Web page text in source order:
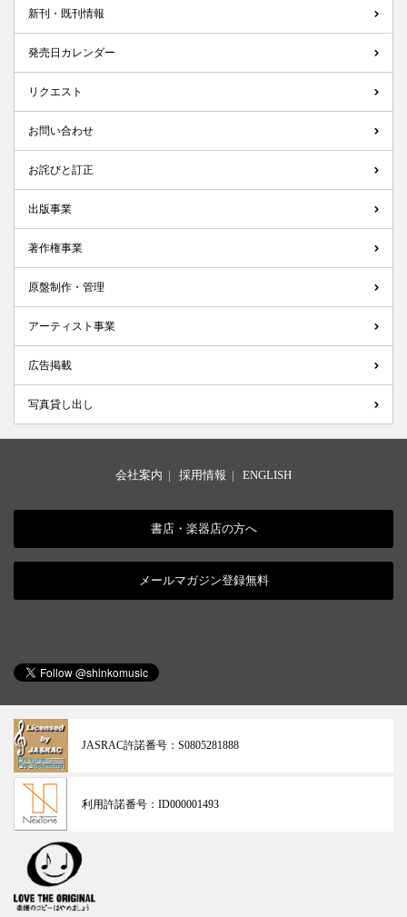
新刊・既刊情報
発売日カレンダー
リクエスト
お問い合わせ
お詫びと訂正
出版事業
著作権事業
原盤制作・管理
アーティスト事業
広告掲載
写真貸し出し
会社案内 | 採用情報 | ENGLISH
書店・楽器店の方へ
メールマガジン登録無料
JASRAC許諾番号： S0805281888
利用許諾番号： ID000001493